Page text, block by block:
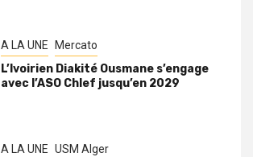
A LA UNE Mercato
L’Ivoirien Diakité Ousmane s’engage
avec l’ASO Chlef jusqu’en 2029
A LA UNE USM Alger